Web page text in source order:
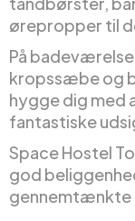
ørepropper til
På
kropssæbe og
hygge dig med
fantastiske
Space Hostel
god
gennemtænkte